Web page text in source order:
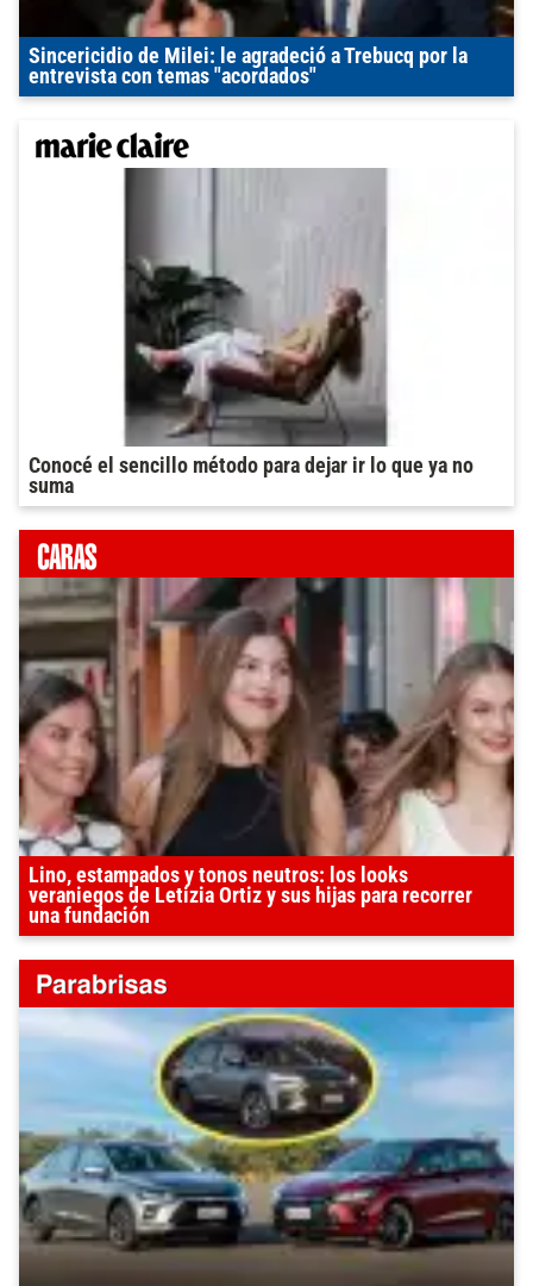
Sincericidio de Milei: le agradeció a Trebucq por la
entrevista con temas "acordados"
Conocé el sencillo método para dejar ir lo que ya no
suma
Lino, estampados y tonos neutros: los looks
veraniegos de Letizia Ortiz y sus hijas para recorrer
una fundación